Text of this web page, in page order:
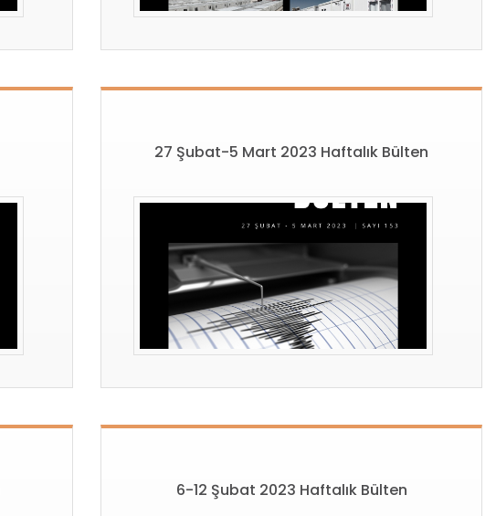
27 Şubat-5 Mart 2023 Haftalık Bülten
6-12 Şubat 2023 Haftalık Bülten